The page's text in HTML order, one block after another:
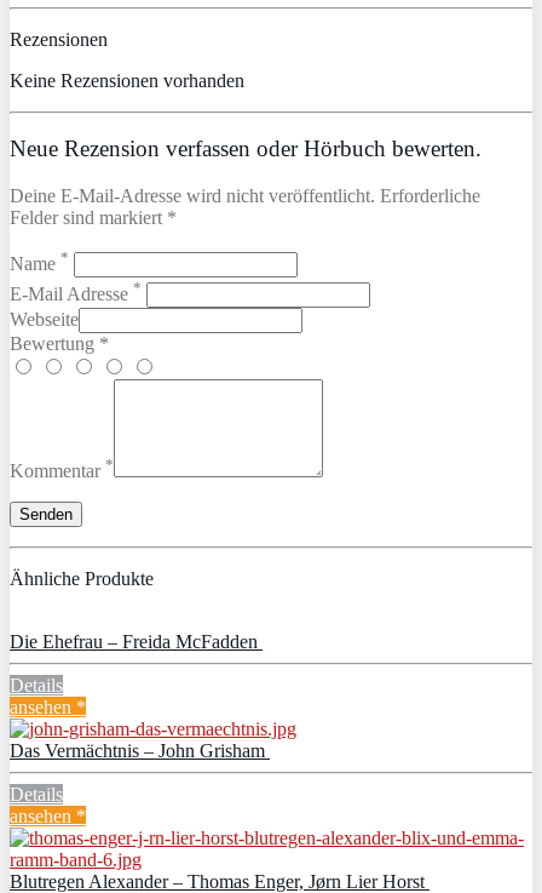
Rezensionen
Keine Rezensionen vorhanden
Neue Rezension verfassen oder Hörbuch bewerten.
Deine E-Mail-Adresse wird nicht veröffentlicht. Erforderliche
Felder sind markiert *
Name *
E-Mail Adresse *
Webseite
Bewertung *
Kommentar *
Ähnliche Produkte
Die Ehefrau – Freida McFadden
Details
ansehen *
Das Vermächtnis – John Grisham
Details
ansehen *
Blutregen Alexander – Thomas Enger, Jørn Lier Horst